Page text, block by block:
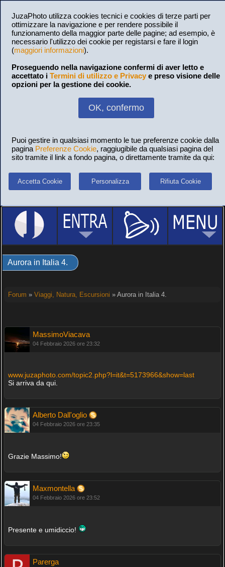
JuzaPhoto utilizza cookies tecnici e cookies di terze parti per
ottimizzare la navigazione e per rendere possibile il
funzionamento della maggior parte delle pagine; ad esempio, è
necessario l'utilizzo dei cookie per registarsi e fare il login
(maggiori informazioni).
Proseguendo nella navigazione confermi di aver letto e
accettato i Termini di utilizzo e Privacy e preso visione delle
opzioni per la gestione dei cookie.
OK, confermo
Puoi gestire in qualsiasi momento le tue preferenze cookie dalla
pagina Preferenze Cookie, raggiugibile da qualsiasi pagina del
sito tramite il link a fondo pagina, o direttamente tramite da qui:
Accetta Cookie Personalizza Rifiuta Cookie
Aurora in Italia 4.
Forum » Viaggi, Natura, Escursioni » Aurora in Italia 4.
MassimoViacava
04 Febbraio 2026 ore 23:32
www.juzaphoto.com/topic2.php?l=it&t=5173966&show=last
Si arriva da qui.
Alberto Dall'oglio
04 Febbraio 2026 ore 23:35
Grazie Massimo!
Maxmontella
04 Febbraio 2026 ore 23:52
Presente e umidiccio!
Parerga